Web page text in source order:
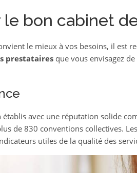
bon cabinet
le mieux à vos besoins, il est
prestatairesque vous envisagez
établis avec une réputation solide
de 830 conventions collectives.
utiles de la qualité des